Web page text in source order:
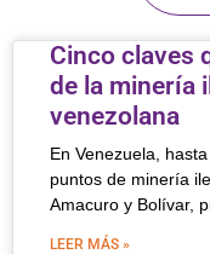
Cinco claves
de la minería
venezolana
En Venezuela,
puntos de minería
Amacuro y Bolívar,
LEER MÁS »